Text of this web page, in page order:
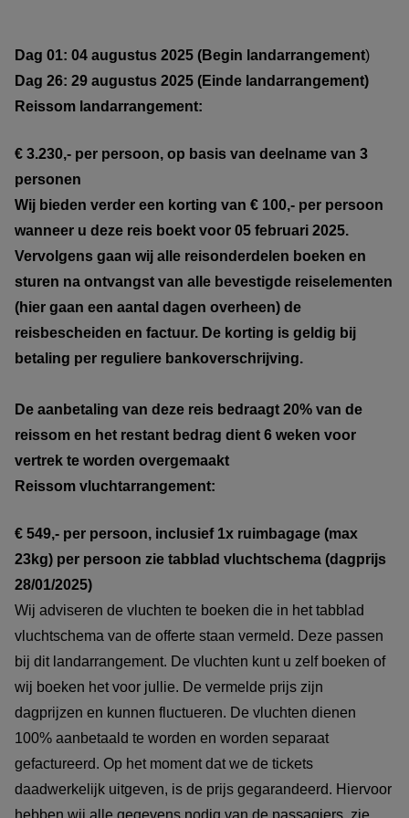
Dag 01: 04 augustus 2025 (Begin landarrangement)
Dag 26: 29 augustus 2025 (Einde landarrangement)
Reissom landarrangement:
€ 3.230,- per persoon, op basis van deelname van 3
personen
Wij bieden verder een korting van € 100,- per persoon
wanneer u deze reis boekt voor 05 februari 2025.
Vervolgens gaan wij alle reisonderdelen boeken en
sturen na ontvangst van alle bevestigde reiselementen
(hier gaan een aantal dagen overheen) de
reisbescheiden en factuur. De korting is geldig bij
betaling per reguliere bankoverschrijving.
De aanbetaling van deze reis bedraagt 20% van de
reissom en het restant bedrag dient 6 weken voor
vertrek te worden overgemaakt
Reissom vluchtarrangement:
€ 549,- per persoon, inclusief 1x ruimbagage (max
23kg) per persoon zie tabblad vluchtschema (dagprijs
28/01/2025)
Wij adviseren de vluchten te boeken die in het tabblad
vluchtschema van de offerte staan vermeld. Deze passen
bij dit landarrangement. De vluchten kunt u zelf boeken of
wij boeken het voor jullie. De vermelde prijs zijn
dagprijzen en kunnen fluctueren. De vluchten dienen
100% aanbetaald te worden en worden separaat
gefactureerd. Op het moment dat we de tickets
daadwerkelijk uitgeven, is de prijs gegarandeerd. Hiervoor
hebben wij alle gegevens nodig van de passagiers, zie